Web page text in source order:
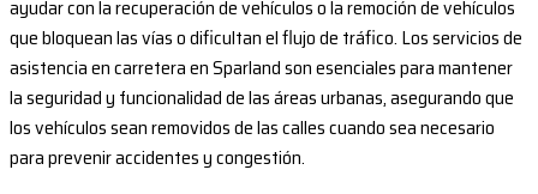
ayudar con la recuperación de vehículos o la remoción de vehículos
que bloquean las vías o dificultan el flujo de tráfico. Los servicios de
asistencia en carretera en Sparland son esenciales para mantener
la seguridad y funcionalidad de las áreas urbanas, asegurando que
los vehículos sean removidos de las calles cuando sea necesario
para prevenir accidentes y congestión.